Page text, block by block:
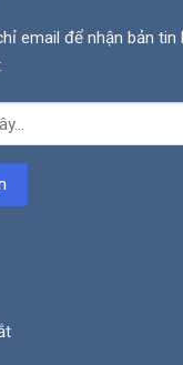
email để nhận bản tin